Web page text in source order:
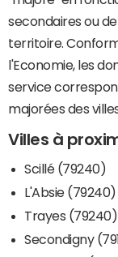
secondaires ou
territoire.
l'Economie, les
service
majorées des
Villes à
Scillé (79240)
L'Absie (79240)
Trayes (79240)
Secondigny